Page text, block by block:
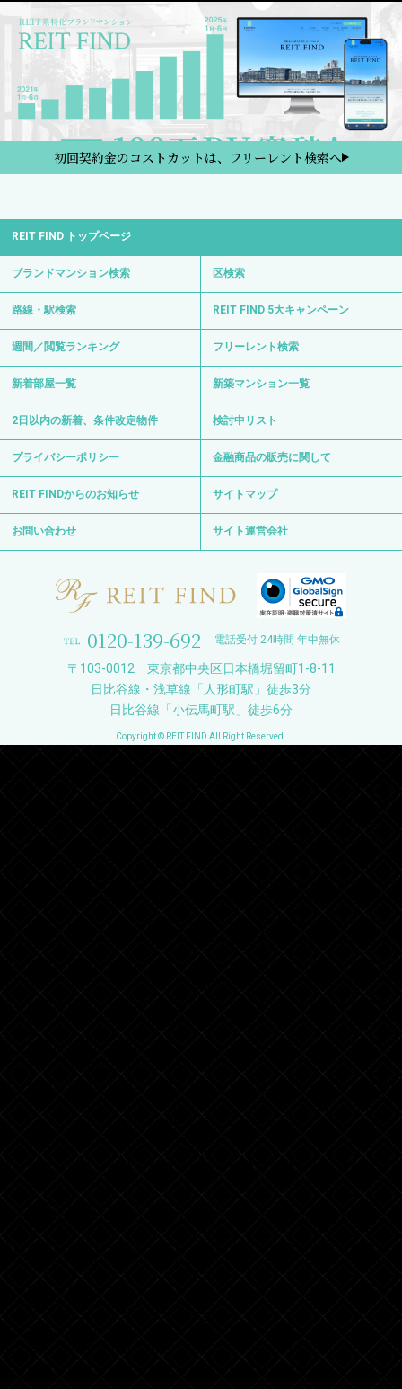
初回契約金のコストカットは、フリーレント検索へ
REIT FIND トップページ
ブランドマンション検索 区検索
路線・駅検索 REIT FIND 5大キャンペーン
週間／閲覧ランキング フリーレント検索
新着部屋一覧 新築マンション一覧
2日以内の新着、条件改定物件 検討中リスト
プライバシーポリシー 金融商品の販売に関して
REIT FINDからのお知らせ サイトマップ
お問い合わせ サイト運営会社
0120-139-692 電話受付 24時間 年中無休
〒103-0012 東京都中央区日本橋堀留町1-8-11
日比谷線・浅草線「人形町駅」徒歩3分
日比谷線「小伝馬町駅」徒歩6分
Copyright © REIT FIND All Right Reserved.